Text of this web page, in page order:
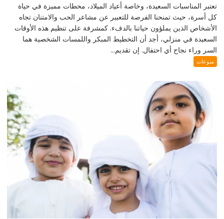
تعتبر المناسبات السعيدة، وخاصة أعياد الميلاد، محطات مميزة في حياة
كل أسرة، حيث تمنحنا الفرصة للتعبير عن مشاعر الحب والامتنان تجاه
الأشخاص الذين يملؤون حياتنا بالدفء. كمشرفة على تنظيم هذه الأوقات
السعيدة في منزلي، أجد أن التخطيط المبكر واللمسات الشخصية هما
السر وراء نجاح أي احتفال. إن تقديم...
منوعات